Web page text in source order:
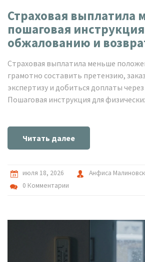
Страховая выплатила
пошаговая
обжалованию и
Страховая выплатила меньше
грамотно составить претензию,
экспертизу и добиться доплаты
Пошаговая инструкция для
Читать далее
июля 18, 2026
Анфиса
0 Комментарии